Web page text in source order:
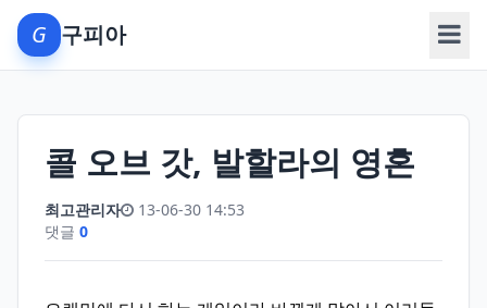
G 구피아
콜 오브 갓, 발할라의 영혼
최고관리자
13-06-30 14:53
댓글 0